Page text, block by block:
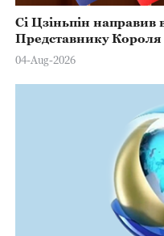
Сі Цзіньпін направив
Представнику
Марстерсу з нагоди
04-Aug-2026